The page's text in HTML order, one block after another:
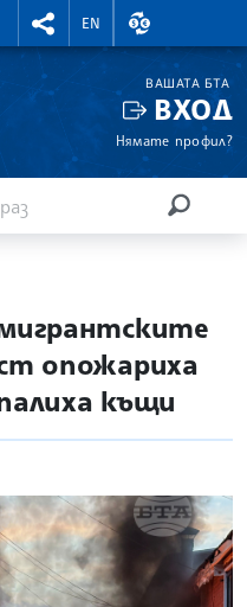
RIGHTMENU.SOCIAL
EN
ВАЛУТНИ
ВАШАТА БТА
ВХОД
Нямате профил?
опожариха
къщи